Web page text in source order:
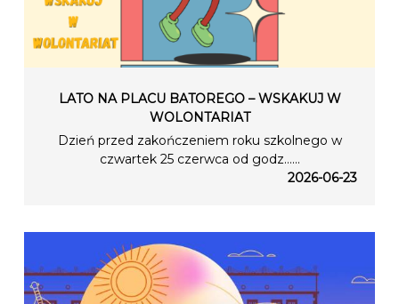
LATO NA PLACU BATOREGO – WSKAKUJ W
WOLONTARIAT
Dzień przed zakończeniem roku szkolnego w
czwartek 25 czerwca od godz…...
2026-06-23